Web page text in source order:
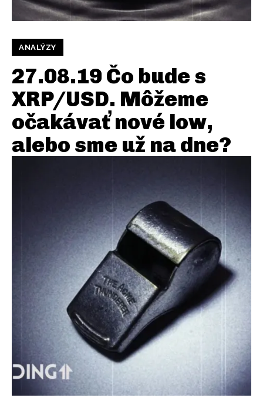
ANALÝZY
27.08.19 Čo bude s
XRP/USD. Môžeme
očakávať nové low,
alebo sme už na dne?